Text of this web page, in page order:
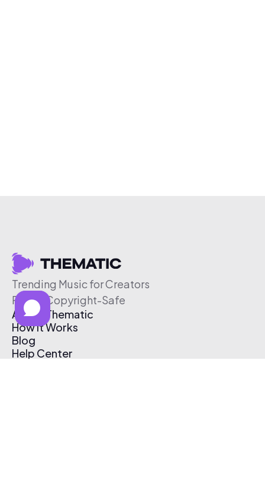
Trending Music for Creators
Free & Copyright-Safe
About Thematic
How It Works
Blog
Help Center